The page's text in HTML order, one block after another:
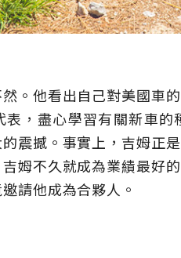
。他看出自己對美國車
，盡心學習有關新車
震撼。事實上，吉姆正
姆不久就成為業績最好
請他成為合夥人。